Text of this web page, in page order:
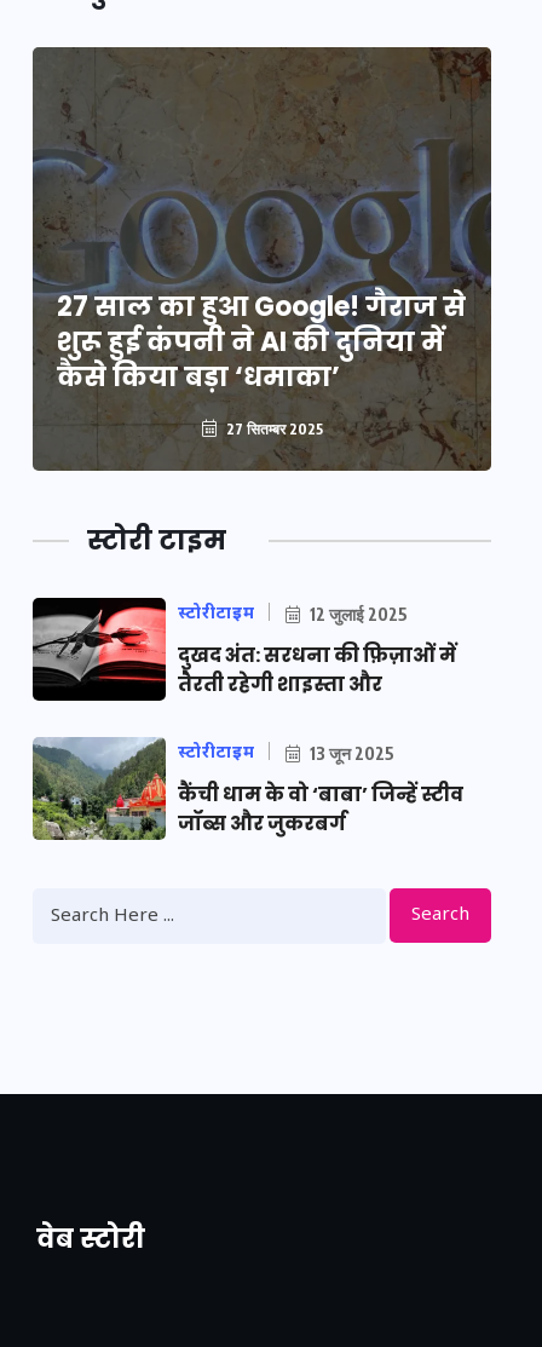
27 साल का हुआ Google! गैराज से
शुरू हुई कंपनी ने AI की दुनिया में
कैसे किया बड़ा ‘धमाका’
27 सितम्बर 2025
स्टोरी टाइम
स्टोरीटाइम 12 जुलाई 2025
दुखद अंत: सरधना की फ़िज़ाओं में
तैरती रहेगी शाइस्ता और
स्टोरीटाइम 13 जून 2025
कैंची धाम के वो ‘बाबा’ जिन्हें स्टीव
जॉब्स और जुकरबर्ग
Search
वेब स्टोरी
नया एक्सप्रेसवे: पूर्वांचल का लक, डेवलपमेंट का